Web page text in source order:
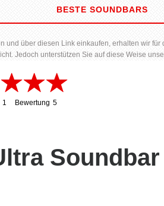
BESTE SOUNDBARS
über diesen Link einkaufen, erhalten wir
Jedoch unterstützen Sie auf diese Weise
1
Bewertung 5